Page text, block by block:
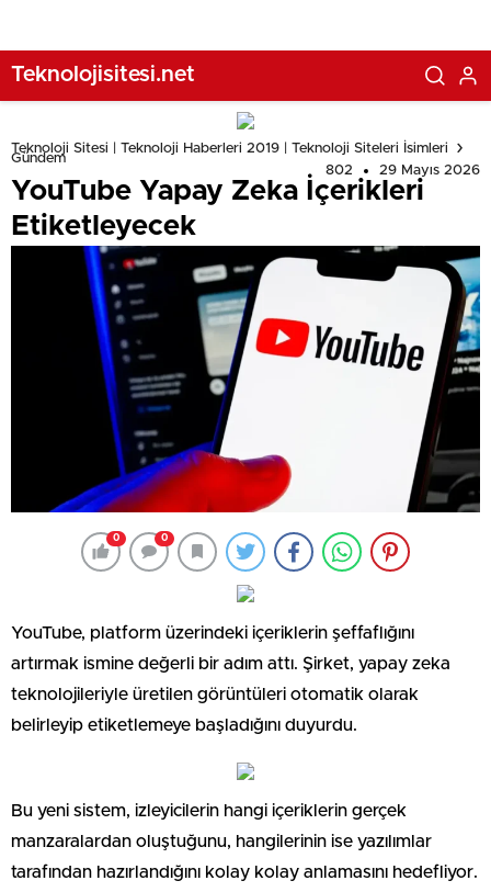
Teknolojisitesi.net
Teknoloji Sitesi | Teknoloji Haberleri 2019 | Teknoloji Siteleri İsimleri
Gündem
802
29 Mayıs 2026
YouTube Yapay Zeka İçerikleri
Etiketleyecek
0 0
YouTube, platform üzerindeki içeriklerin şeffaflığını
artırmak ismine değerli bir adım attı. Şirket, yapay zeka
teknolojileriyle üretilen görüntüleri otomatik olarak
belirleyip etiketlemeye başladığını duyurdu.
Bu yeni sistem, izleyicilerin hangi içeriklerin gerçek
manzaralardan oluştuğunu, hangilerinin ise yazılımlar
tarafından hazırlandığını kolay kolay anlamasını hedefliyor.